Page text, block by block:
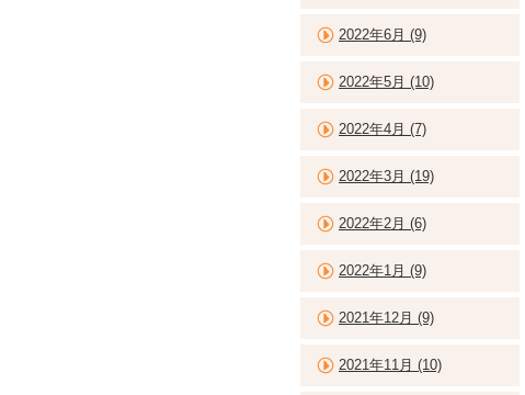
2022年6月 (9)
2022年5月 (10)
2022年4月 (7)
2022年3月 (19)
2022年2月 (6)
2022年1月 (9)
2021年12月 (9)
2021年11月 (10)